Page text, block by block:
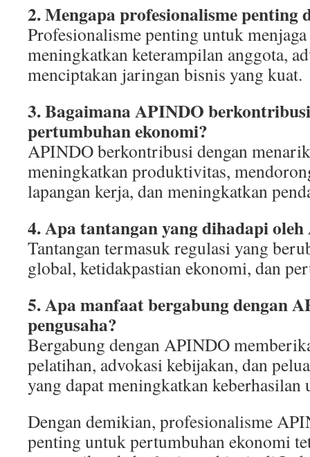
2. Mengapa profesionalisme penting
Profesionalisme penting untuk
meningkatkan keterampilan anggota,
menciptakan jaringan bisnis yang kuat.
3. Bagaimana APINDO
pertumbuhan ekonomi?
APINDO berkontribusi dengan
meningkatkan produktivitas,
lapangan kerja, dan meningkatkan
4. Apa tantangan yang dihadapi
Tantangan termasuk regulasi yang
global, ketidakpastian ekonomi, dan
5. Apa manfaat bergabung dengan
pengusaha?
Bergabung dengan APINDO
pelatihan, advokasi kebijakan, dan
yang dapat meningkatkan keberhasilan
Dengan demikian, profesionalisme
penting untuk pertumbuhan ekonomi